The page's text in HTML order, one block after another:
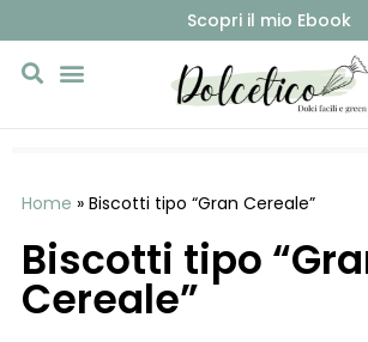
Scopri il mio Ebook
Home » Biscotti tipo “Gran Cereale”
Biscotti tipo
Cereale”